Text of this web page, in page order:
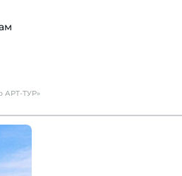
АРТ-ТУР»